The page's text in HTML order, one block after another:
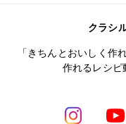
クラシ
「きちんとおいしく作
作れるレシピ